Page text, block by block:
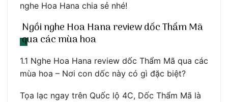
nghe Hoa Hana chia sẻ nhé!
Ngồi nghe Hoa Hana review dốc Thẩm Mã
qua các mùa hoa
1.1 Nghe Hoa Hana review dốc Thẩm Mã qua các
mùa hoa – Nơi con dốc này có gì đặc biệt?
Tọa lạc ngay trên Quốc lộ 4C, Dốc Thẩm Mã là